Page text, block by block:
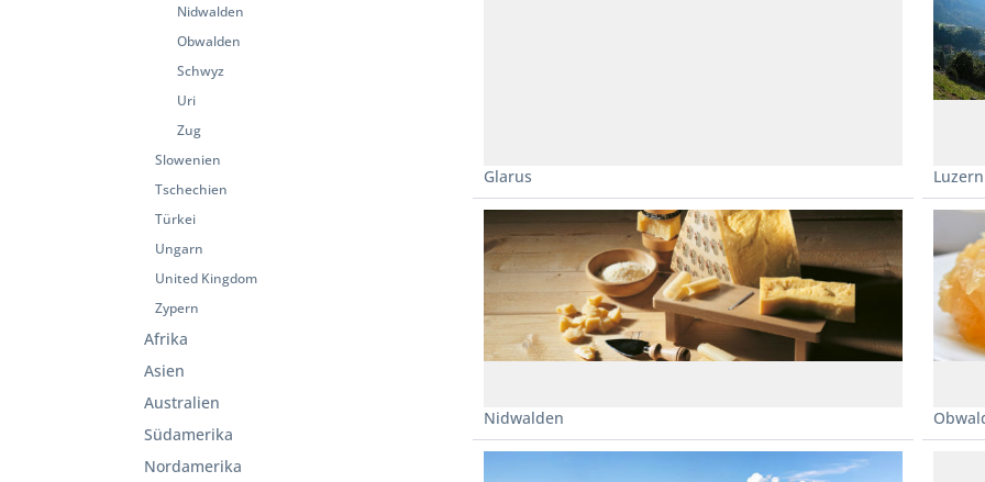
Nidwalden
Obwalden
Schwyz
Uri
Zug
Slowenien
Tschechien
Türkei
Ungarn
United Kingdom
Zypern
Afrika
Asien
Australien
Südamerika
Nordamerika
Glarus Luzern
Nidwalden